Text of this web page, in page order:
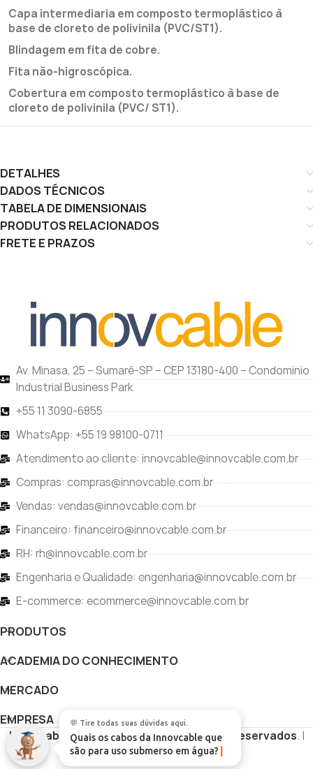
💬 Tire todas suas dúvidas aqui.
Quais os cabos da Innovcable que
são para uso submerso em água?
Capa intermediaria em composto termoplástico à
base de cloreto de polivinila (PVC/ST1).
Blindagem em fita de cobre.
Fita não-higroscópica.
Cobertura em composto termoplástico à base de
cloreto de polivinila (PVC/ ST1).
DETALHES
DADOS TÉCNICOS
TABELA DE DIMENSIONAIS
PRODUTOS RELACIONADOS
FRETE E PRAZOS
Av. Minasa, 25 – Sumaré-SP – CEP 13180-400 – Condominio
Industrial Business Park
+55 11 3090-6855
WhatsApp: +55 19 98100-0711
Atendimento ao cliente: innovcable@innovcable.com.br
Compras: compras@innovcable.com.br
Vendas: vendas@innovcable.com.br
Financeiro: financeiro@innovcable.com.br
RH: rh@innovcable.com.br
Engenharia e Qualidade: engenharia@innovcable.com.br
E-commerce: ecommerce@innovcable.com.br
PRODUTOS
ACADEMIA DO CONHECIMENTO
MERCADO
EMPRESA
Innovcable Copyright Todos os direitos reservados. |
Desenvolvido porVértice Digital